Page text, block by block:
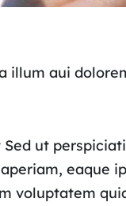
illum aui
ut
eaque
voluptatem